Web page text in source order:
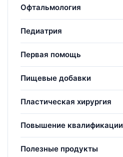
Офтальмология
Педиатрия
Первая помощь
Пищевые добавки
Пластическая хирургия
Повышение квалификации
Полезные продукты